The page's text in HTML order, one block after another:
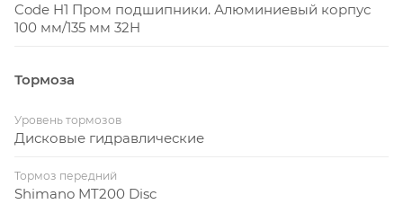
Code H1 Пром подшипники. Алюминиевый корпус
100 мм/135 мм 32H
Тормоза
Уровень тормозов
Дисковые гидравлические
Тормоз передний
Shimano MT200 Disc